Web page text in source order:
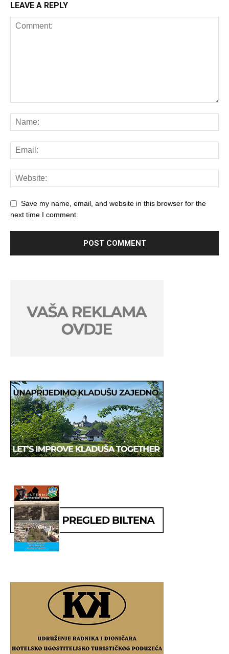
LEAVE A REPLY
Save my name, email, and website in this browser for the
next time I comment.